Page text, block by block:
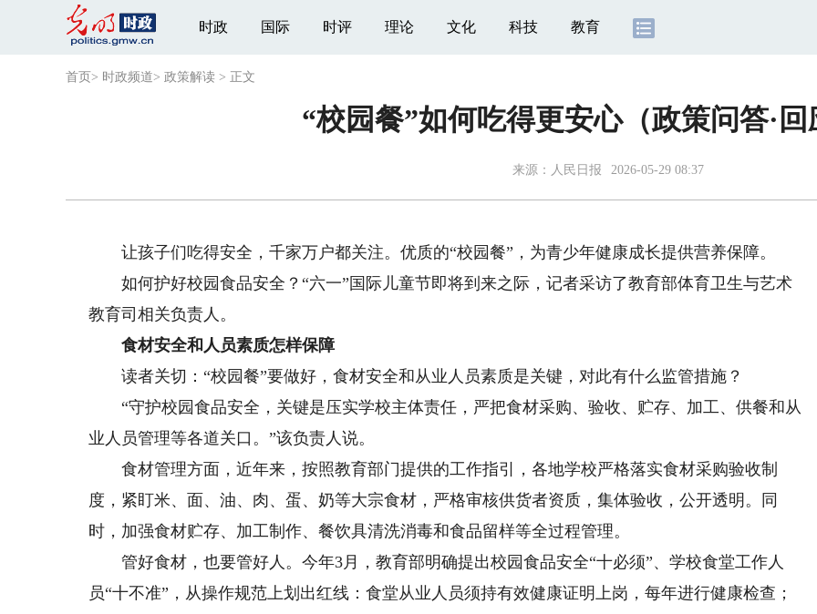
时政 国际 时评 理论 文化 科技 教育
首页 > 时政频道> 政策解读 > 正文
“校园餐”如何吃得更安心（政策问答·
来源： 人民日报 2026-05-29 08:37
让孩子们吃得安全，千家万户都关注。优质的“校园餐”，为青少年健康成长提供营养保障。
如何护好校园食品安全？“六一”国际儿童节即将到来之际，记者采访了教育部体育卫生与艺术
教育司相关负责人。
食材安全和人员素质怎样保障
读者关切：“校园餐”要做好，食材安全和从业人员素质是关键，对此有什么监管措施？
“守护校园食品安全，关键是压实学校主体责任，严把食材采购、验收、贮存、加工、供餐和从
业人员管理等各道关口。”该负责人说。
食材管理方面，近年来，按照教育部门提供的工作指引，各地学校严格落实食材采购验收制
度，紧盯米、面、油、肉、蛋、奶等大宗食材，严格审核供货者资质，集体验收，公开透明。同
时，加强食材贮存、加工制作、餐饮具清洗消毒和食品留样等全过程管理。
管好食材，也要管好人。今年3月，教育部明确提出校园食品安全“十必须”、学校食堂工作人
员“十不准”，从操作规范上划出红线：食堂从业人员须持有效健康证明上岗，每年进行健康检查；